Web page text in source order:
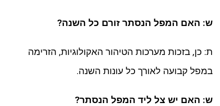
ש: האם המפל הנסתר זורם כל השנה?
ת: כן, בזכות מערכות הטיהור האקולוגיות, הזרימה
במפל קבועה לאורך כל עונות השנה.
ש: האם יש צל ליד המפל הנסתר?